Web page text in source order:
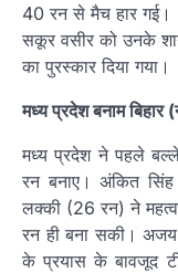
40 रन से मैच हार गई।
सकूर वसीर को उनके
का पुरस्कार दिया गया।
मध्य प्रदेश बनाम
मध्य प्रदेश ने पहले
रन बनाए। अंकित
लक्की (26 रन) ने
रन ही बना सकी।
के प्रयास के बावजूद